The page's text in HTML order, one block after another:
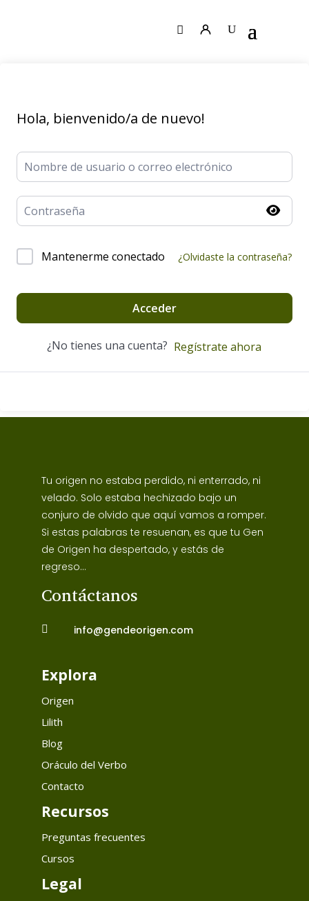
Hola, bienvenido/a de nuevo!
Mantenerme conectado ¿Olvidaste la contraseña?
Acceder
¿No tienes una cuenta? Regístrate ahora
Tu origen no estaba perdido, ni enterrado, ni
velado. Solo estaba hechizado bajo un
conjuro de olvido que aquí vamos a romper.
Si estas palabras te resuenan, es que tu Gen
de Origen ha despertado, y estás de
regreso...
Contáctanos
 info@gendeorigen.com
Explora
Origen
Lilith
Blog
Oráculo del Verbo
Contacto
Recursos
Preguntas frecuentes
Cursos
Legal